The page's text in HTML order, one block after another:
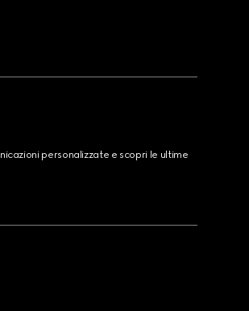
personalizzate e scopri le ultime